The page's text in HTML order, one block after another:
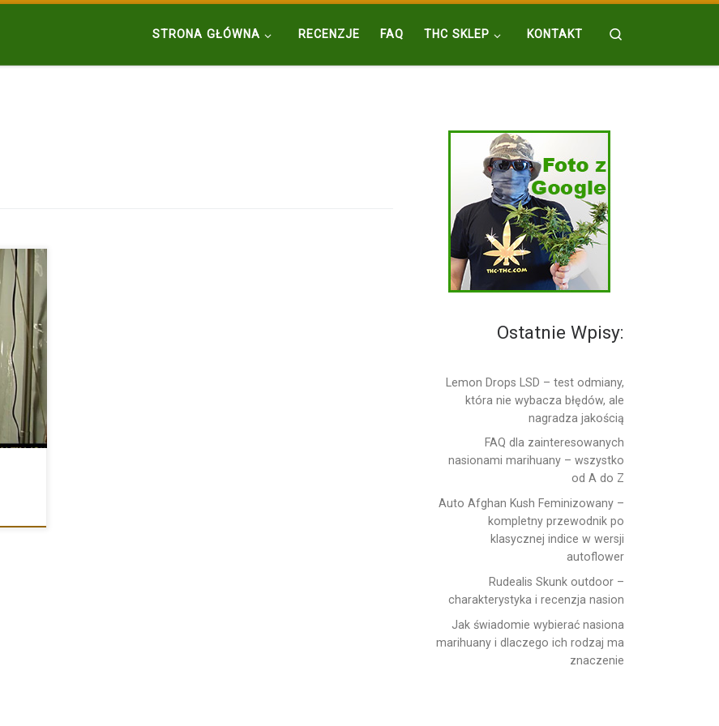
STRONA GŁÓWNA RECENZJE FAQ THC SKLEP KONTAKT
w
[…]
Ostatnie Wpisy:
Lemon Drops LSD – test odmiany,
która nie wybacza błędów, ale
nagradza jakością
FAQ dla zainteresowanych
nasionami marihuany – wszystko
od A do Z
Auto Afghan Kush Feminizowany –
kompletny przewodnik po
klasycznej indice w wersji
autoflower
Rudealis Skunk outdoor –
charakterystyka i recenzja nasion
Jak świadomie wybierać nasiona
marihuany i dlaczego ich rodzaj ma
znaczenie